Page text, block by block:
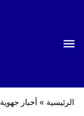
الرئيسية » أخبار جهوية